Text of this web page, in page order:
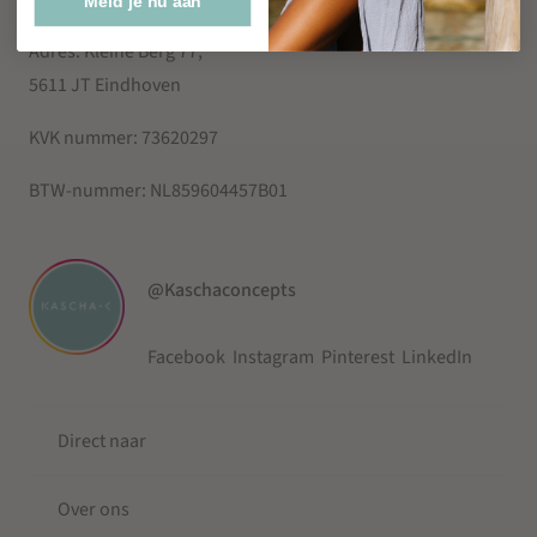
Adres: Kleine Berg 77,
5611 JT Eindhoven
KVK nummer: 73620297
BTW-nummer: NL859604457B01
@Kaschaconcepts
Facebook Instagram Pinterest LinkedIn
Direct naar
Over ons